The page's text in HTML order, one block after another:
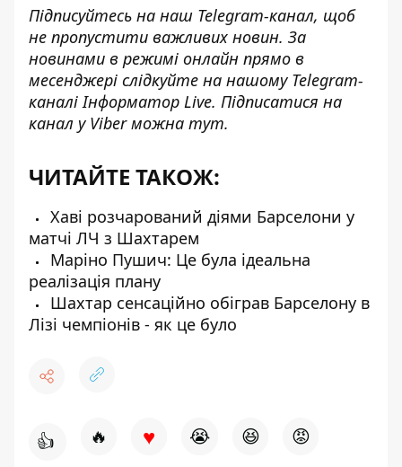
Підписуйтесь на наш Telegram-канал, щоб
не пропустити важливих новин. За
новинами в режимі онлайн прямо в
месенджері слідкуйте на нашому Telegram-
каналіІнформатор Live. Підписатися на
канал у Viber можна тут.
ЧИТАЙТЕ ТАКОЖ:
Хаві розчарований діями Барселони у
матчі ЛЧ з Шахтарем
Маріно Пушич: Це була ідеальна
реалізація плану
Шахтар сенсаційно обіграв Барселону в
Лізі чемпіонів - як це було
👍 🔥 ♥ 😭 😆 😡